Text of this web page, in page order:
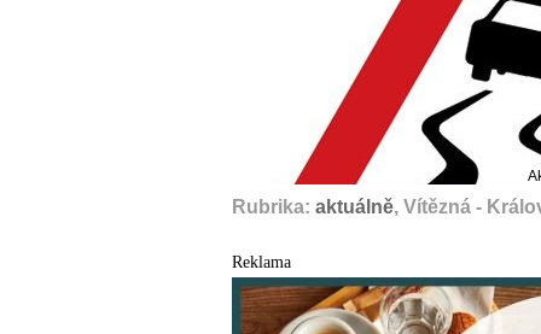
Rubrika: aktuálně, Vítězná -
Reklama